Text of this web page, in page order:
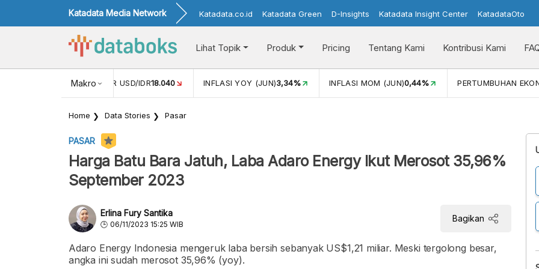
Katadata Media Network Katadata.co.id Katadata Green D-Insights Katadata Insight Center KatadataOto
Lihat Topik Produk Pricing Tentang Kami Kontribusi Kami
Makro
NILAI TUKAR USD/IDR18.040 INFLASI YOY (JUN)3,34% INFLASI MOM (JUN)0,44% PERTUMBUHAN
Home Data Stories Pasar
PASAR
Harga Batu Bara Jatuh, Laba Adaro Energy Ikut Merosot 35,96%
September 2023
Erlina Fury Santika
06/11/2023 15:25 WIB
Bagikan
Adaro Energy Indonesia mengeruk laba bersih sebanyak US$1,21 miliar. Meski tergolong besar,
angka ini sudah merosot 35,96% (yoy).